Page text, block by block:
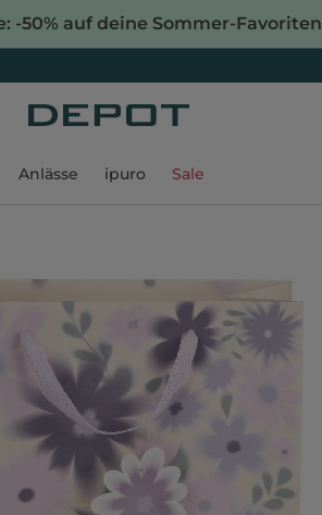
-50% auf deine Sommer-Favoriten
Anlässe ipuro Sale